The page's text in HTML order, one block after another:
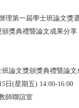
理第一屆學士班論文獎
獎典禮暨論文成果分
論文獎頒獎典禮暨論文
日(星期五) 14:00-16:00
師聯誼室